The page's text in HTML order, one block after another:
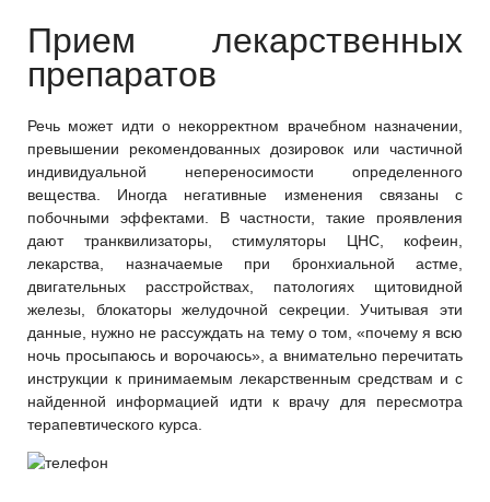
Прием лекарственных
препаратов
Речь может идти о некорректном врачебном назначении,
превышении рекомендованных дозировок или частичной
индивидуальной непереносимости определенного
вещества. Иногда негативные изменения связаны с
побочными эффектами. В частности, такие проявления
дают транквилизаторы, стимуляторы ЦНС, кофеин,
лекарства, назначаемые при бронхиальной астме,
двигательных расстройствах, патологиях щитовидной
железы, блокаторы желудочной секреции. Учитывая эти
данные, нужно не рассуждать на тему о том, «почему я всю
ночь просыпаюсь и ворочаюсь», а внимательно перечитать
инструкции к принимаемым лекарственным средствам и с
найденной информацией идти к врачу для пересмотра
терапевтического курса.